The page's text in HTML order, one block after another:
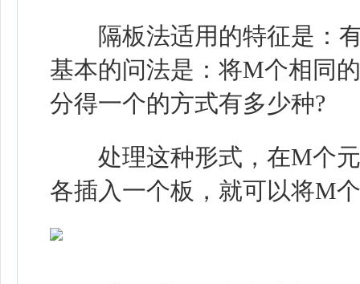
隔板法适用的特征是：有
基本的问法是：将M个相同
分得一个的方式有多少种?
处理这种形式，在M个元
各插入一个板，就可以将M